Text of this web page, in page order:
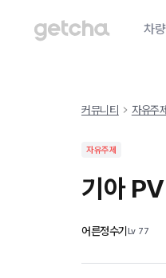
차
커뮤니티 자유주제
자유주제
기아
어른정수기 Lv 77